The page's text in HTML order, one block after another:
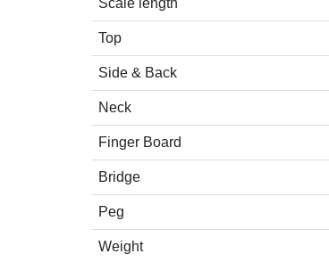
Top
Side & Back
Neck
Finger Board
Bridge
Peg
Weight